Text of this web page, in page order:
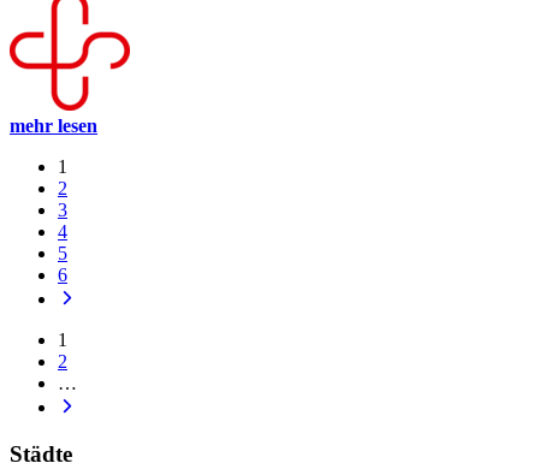
mehr lesen
1
2
3
4
5
6
1
2
…
Städte